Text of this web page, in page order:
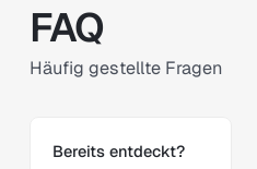
FAQ
Häufig gestellte Fragen
Bereits entdeckt?